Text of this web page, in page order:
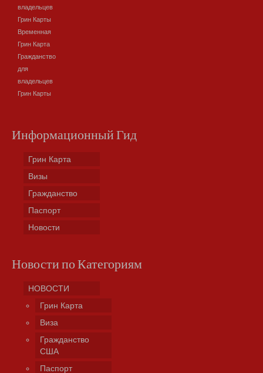
владельцев
Грин Карты
Временная
Грин Карта
Гражданство
для
владельцев
Грин Карты
Информационный Гид
Грин Карта
Визы
Гражданство
Паспорт
Новости
Новости по Категориям
НОВОСТИ
Грин Карта
Виза
Гражданство
США
Паспорт